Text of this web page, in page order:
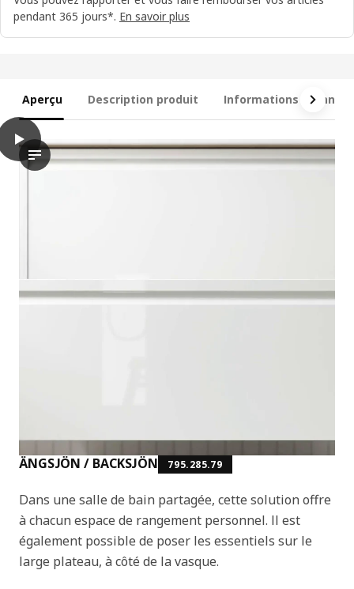
pendant 365 jours*. En savoir plus
Aperçu Description produit Informations
ÄNGSJÖN / BACKSJÖN 795.285.79
Dans une salle de bain partagée, cette solution offre
à chacun espace de rangement personnel. Il est
également possible de poser les essentiels sur le
large plateau, à côté de la vasque.
play
La vidéo présente une démonstration du processus
ÄNGSJÖN / BACKSJÖN Meuble lavabo/vasque/mitigeur, brillant